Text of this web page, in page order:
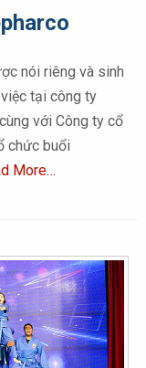
nói riêng và sinh
tại công ty
với Công ty cổ
chức buổi
More…